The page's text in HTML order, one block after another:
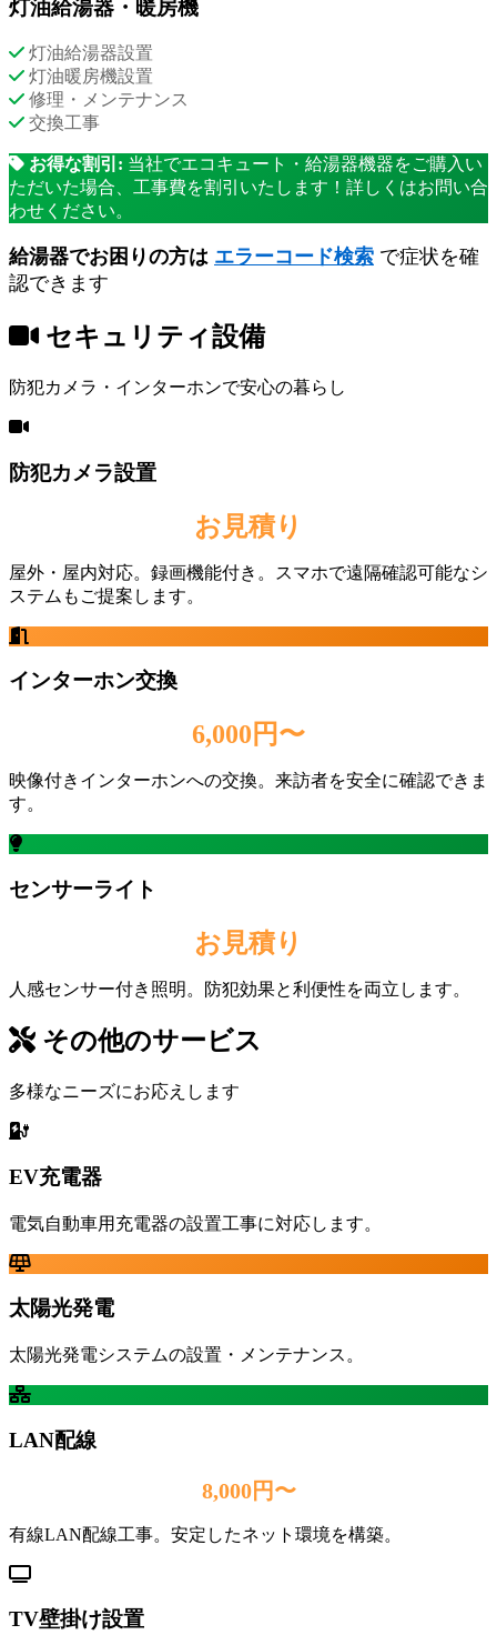
灯油給湯器・暖房機
灯油給湯器設置
灯油暖房機設置
修理・メンテナンス
交換工事
お得な割引: 当社でエコキュート・給湯器機器をご購入い
ただいた場合、工事費を割引いたします！詳しくはお問い合
わせください。
給湯器でお困りの方は エラーコード検索 で症状を確
認できます
セキュリティ設備
防犯カメラ・インターホンで安心の暮らし
防犯カメラ設置
お見積り
屋外・屋内対応。録画機能付き。スマホで遠隔確認可能なシ
ステムもご提案します。
インターホン交換
6,000円〜
映像付きインターホンへの交換。来訪者を安全に確認できま
す。
センサーライト
お見積り
人感センサー付き照明。防犯効果と利便性を両立します。
その他のサービス
多様なニーズにお応えします
EV充電器
電気自動車用充電器の設置工事に対応します。
太陽光発電
太陽光発電システムの設置・メンテナンス。
LAN配線
8,000円〜
有線LAN配線工事。安定したネット環境を構築。
TV壁掛け設置